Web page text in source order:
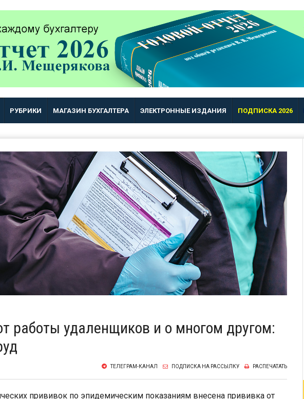
РУБРИКИ МАГАЗИН БУХГАЛТЕРА ЭЛЕКТРОННЫЕ ИЗДАНИЯ ПОДПИСКА 2026
работы удаленщиков и о многом другом:
РАСПЕЧАТАТЬ
ПОДПИСКА НА РАССЫЛКУ
ТЕЛЕГРАМ-КАНАЛ
прививок по эпидемическим показаниям внесена прививка от